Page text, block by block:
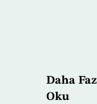
Daha
Oku